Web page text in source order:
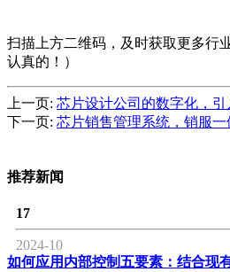
扫描上方二维码，及时获取更多行
认真的！）
上一页: 芯片设计公司的数字化，引
下一页: 芯片销售管理系统，销服一
推荐新闻
17
2024-10
如何应用内部控制五要素：结合现